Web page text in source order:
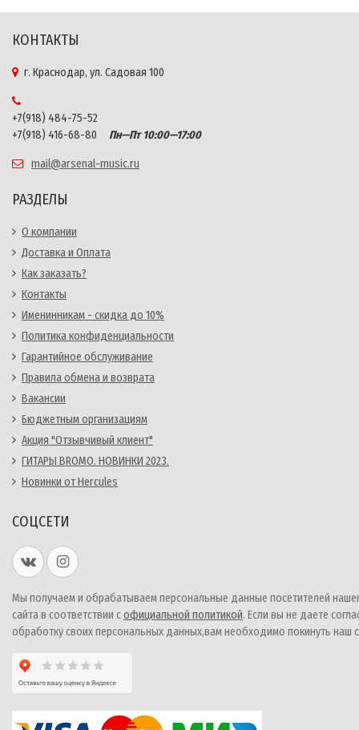
КОНТАКТЫ
г. Краснодар, ул. Садовая 100
+7(918) 484-75-52
+7(918) 416-68-80
Пн—Пт 10:00—17:00
mail@arsenal-music.ru
РАЗДЕЛЫ
О компании
Доставка и Оплата
Как заказать?
Контакты
Именинникам - скидка до 10%
Политика конфиденциальности
Гарантийное обслуживание
Правила обмена и возврата
Вакансии
Бюджетным организациям
Акция "Отзывчивый клиент"
ГИТАРЫ BROMO. НОВИНКИ 2023.
Новинки от Hercules
СОЦСЕТИ
Мы получаем и обрабатываем персональные данные посетителей
сайта в соответствии софициальной политикой. Если вы не даете
обработку своих персональных данных,вам необходимо покинуть наш